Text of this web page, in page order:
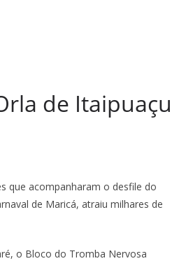
de Itaipuaçu
que acompanharam o desfile do
de Maricá, atraiu milhares de
o Bloco do Tromba Nervosa